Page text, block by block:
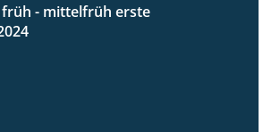
- mittelfrüh erste